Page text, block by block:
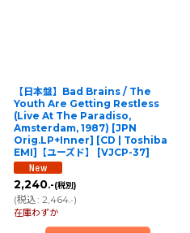
【日本盤】Bad Brains / The
Youth Are Getting Restless
(Live At The Paradiso,
Amsterdam, 1987) [JPN
Orig.LP+Inner] [CD | Toshiba
EMI]【ユーズド】
[VJCP-37]
2,240.-(税別)
(税込: 2,464.-)
在庫わずか